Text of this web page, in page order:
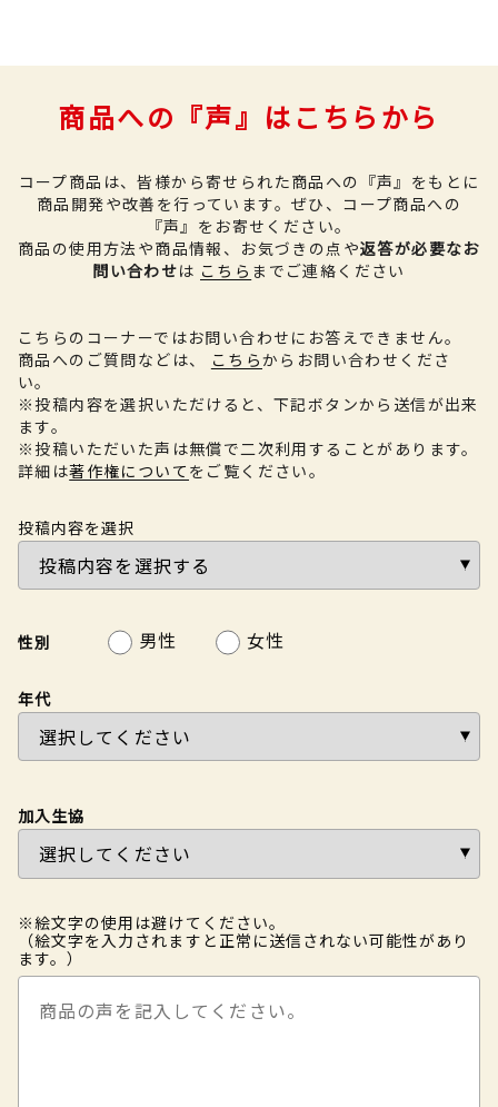
商品への『声』はこちらから
コープ商品は、皆様から寄せられた商品への『声』をもとに
商品開発や改善を行っています。 ぜひ、コープ商品への
『声』をお寄せください。
商品の使用方法や商品情報、お気づきの点や返答が必要なお
問い合わせは こちら までご連絡ください
こちらのコーナーではお問い合わせにお答えできません。
商品へのご質問などは、
こちらからお問い合わせくださ
い。
※投稿内容を選択いただけると、下記ボタンから送信が出来
ます。
※投稿いただいた声は無償で二次利用することがあります。
詳細は著作権について をご覧ください。
投稿内容を選択
性別 男性 女性
年代
加入生協
※絵文字の使用は避けてください。
（絵文字を入力されますと正常に送信されない可能性があり
ます。）